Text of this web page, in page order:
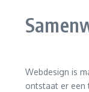
Webdesign is
ontstaat er een